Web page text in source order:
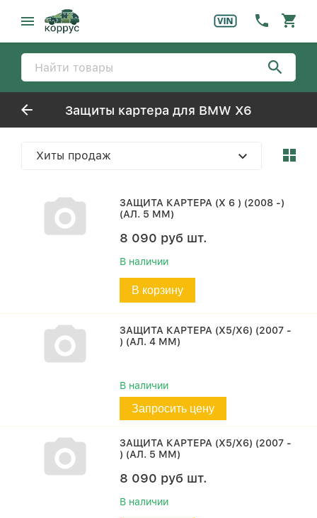
Защиты картера для BMW X6
Хиты продаж
ЗАЩИТА КАРТЕРА (X 6 ) (2008 -)
(АЛ. 5 ММ)
8 090 руб шт.
В наличии
В корзину
ЗАЩИТА КАРТЕРА (X5/X6) (2007 -
) (АЛ. 4 ММ)
В наличии
Запросить цену
ЗАЩИТА КАРТЕРА (X5/X6) (2007 -
) (АЛ. 5 ММ)
8 090 руб шт.
В наличии